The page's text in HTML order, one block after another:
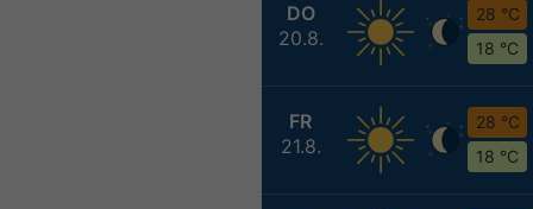
DO
20.8.
28 °C
18 °C
FR
21.8.
28 °C
18 °C